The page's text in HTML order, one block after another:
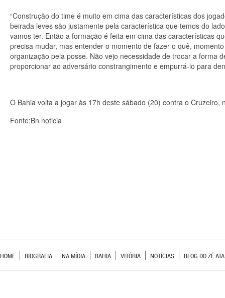
“Construção do time é muito em cima das características dos
beirada leves são justamente pela característica que temos do
vamos ter. Então a formação é feita em cima das características
precisa mudar, mas entender o momento de fazer o quê,
organização pela posse. Não vejo necessidade de trocar a forma
proporcionar ao adversário constrangimento e empurrá-lo para
O Bahia volta a jogar às 17h deste sábado (20) contra o Cruzeiro,
Fonte:Bn noticia
HOME BIOGRAFIA NA MÍDIA BAHIA VITÓRIA NOTÍCIAS BLOG DO ZÉ